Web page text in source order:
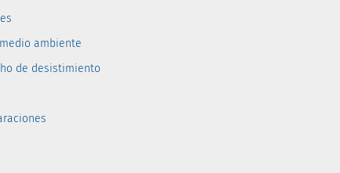
ambiente
de desistimiento